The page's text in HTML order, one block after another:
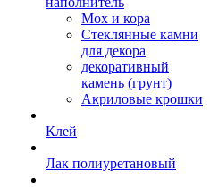
Мох и кора
Стеклянные камни
для декора
декоративный
камень (грунт)
Акриловые крошки
Клей
Лак полиуретановый